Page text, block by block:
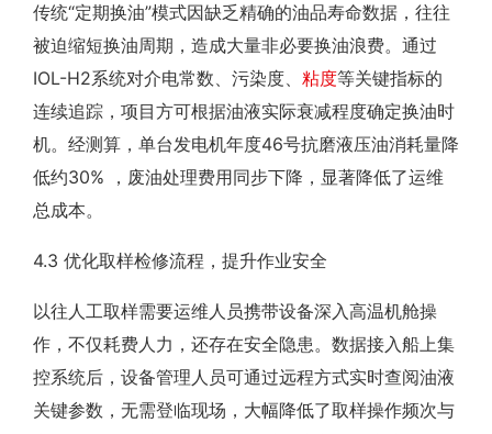
传统“定期换油”模式因缺乏精确的油品寿命数据，往往
被迫缩短换油周期，造成大量非必要换油浪费。通过
IOL-H2系统对介电常数、污染度、 粘度等关键指标的
连续追踪，项目方可根据油液实际衰减程度确定换油时
机。经测算，单台发电机年度46号抗磨液压油消耗量降
低约30% ，废油处理费用同步下降，显著降低了运维
总成本。
4.3 优化取样检修流程，提升作业安全
以往人工取样需要运维人员携带设备深入高温机舱操
作，不仅耗费人力，还存在安全隐患。数据接入船上集
控系统后，设备管理人员可通过远程方式实时查阅油液
关键参数，无需登临现场，大幅降低了取样操作频次与